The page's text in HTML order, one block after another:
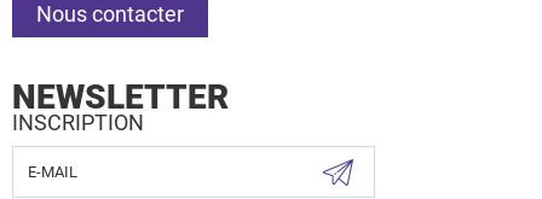
Nous contacter
NEWSLETTER
INSCRIPTION